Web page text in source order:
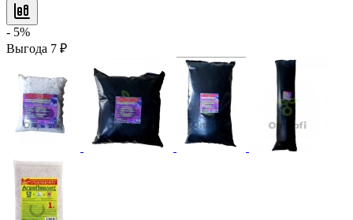
- 5%
Выгода 7 ₽